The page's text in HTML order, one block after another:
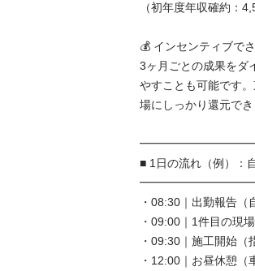
（初年度年収確約：
💰 インセンティブで
3ヶ月ごとの成果をダ
やすことも可能です
場にしっかり還元でき
■ 1日の流れ（例）：
・08:30｜出勤報告（
・09:00｜1件目の現
・09:30｜施工開始（
・12:00｜お昼休憩（